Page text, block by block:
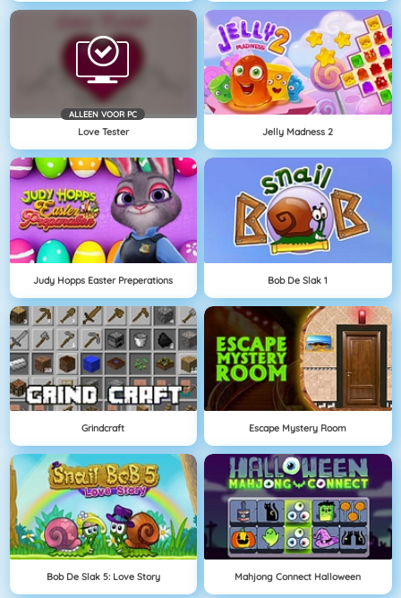
ALLEEN VOOR PC
Love Tester Jelly Madness 2
Judy Hopps Easter Preperations Bob De Slak 1
Grindcraft Escape Mystery Room
Bob De Slak 5: Love Story Mahjong Connect Halloween